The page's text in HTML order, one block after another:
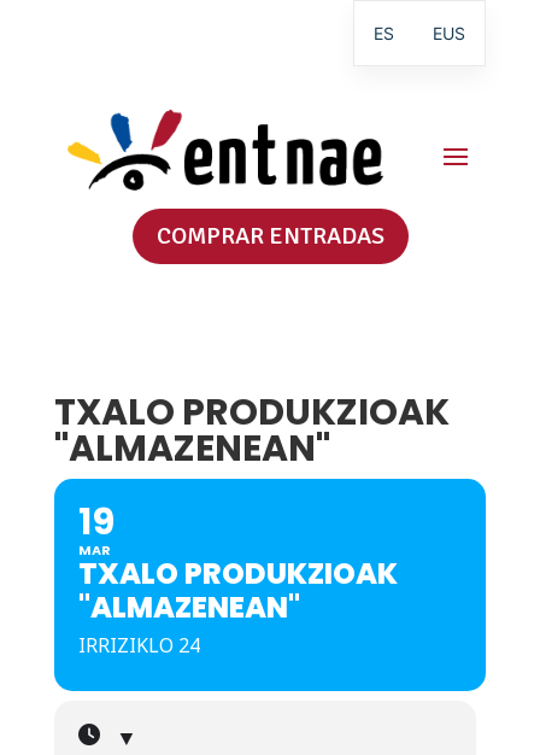
COMPRAR ENTRADAS
TXALO PRODUKZIOAK
"ALMAZENEAN"
19
MAR
TXALO PRODUKZIOAK
"ALMAZENEAN"
IRRIZIKLO 24
▼
ES EUS